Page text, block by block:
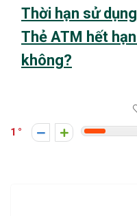
Thời hạn sử
Thẻ ATM hết
không?
1